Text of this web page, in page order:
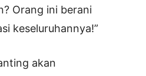
Orang ini berani
keseluruhannya!”
akan